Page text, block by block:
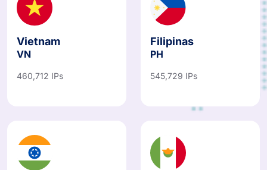
Vietnam
VN
460,712 IPs
Filipinas
PH
545,729 IPs